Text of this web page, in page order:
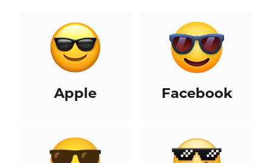
Apple Facebook